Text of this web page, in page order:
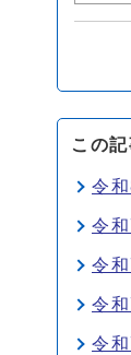
この
令
令
令
令
令